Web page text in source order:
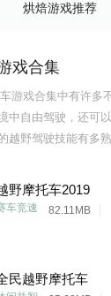
烘焙游戏推荐
戏合集
游戏合集中有许多
中自由驾驶，还可
越野驾驶技能有多
野摩托车2019
82.11MB
车竞速
民越野摩托车